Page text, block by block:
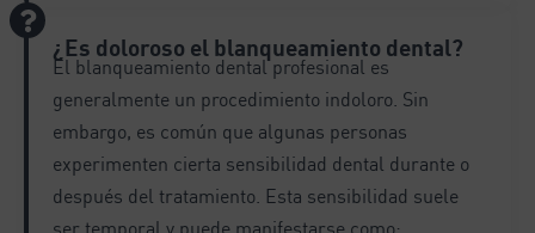
¿Es doloroso el blanqueamiento dental?
El blanqueamiento dental profesional es
generalmente un procedimiento indoloro. Sin
embargo, es común que algunas personas
experimenten cierta sensibilidad dental durante o
después del tratamiento. Esta sensibilidad suele
ser temporal y puede manifestarse como: